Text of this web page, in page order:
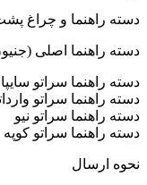
دسته راهنما و چراغ
دسته راهنما اصلی
دسته راهنما سراتو سایپا
دسته راهنما سراتو
دسته راهنما سراتو نیو
دسته راهنما سراتو کوپه
نحوه ارسال